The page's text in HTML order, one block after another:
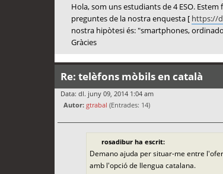
Hola, som uns estudiants de 4 ESO.
preguntes de la nostra enquesta [ https://
nostra hipòtesi és: "smartphones,
Gràcies
Re: telèfons mòbils en català
Data: dl. juny 09, 2014 1:04 am
Autor: gtrabal (Entrades: 14)
rosadibur ha escrit:
Demano ajuda per situar-me entre
amb l'opció de llengua catalana.